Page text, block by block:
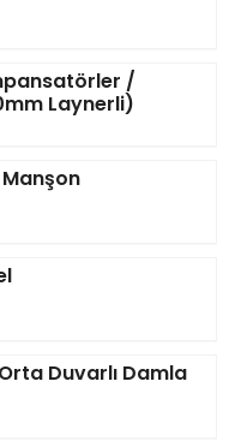
/
Laynerli)
Duvarlı Damla